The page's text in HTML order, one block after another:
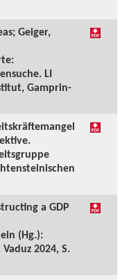
Geiger,
LI
Gamprin-
a GDP
(Hg.):
2024, S.